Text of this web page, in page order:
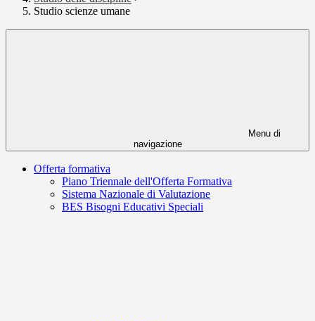
Studio scienze umane
Menu di
navigazione
Offerta formativa
Piano Triennale dell'Offerta Formativa
Sistema Nazionale di Valutazione
BES Bisogni Educativi Speciali